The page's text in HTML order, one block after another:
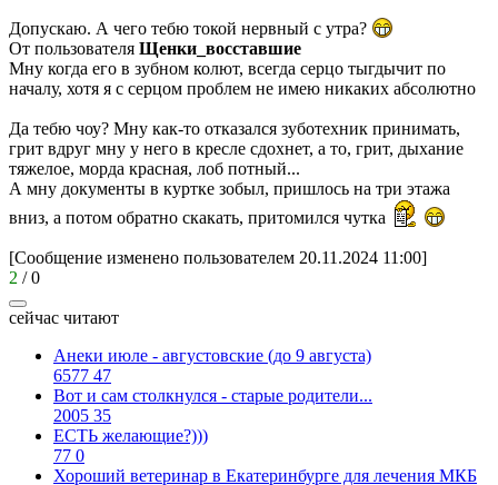
Допускаю. А чего тебю токой нервный с утра?
От пользователя Щенки_восставшие
Мну когда его в зубном колют, всегда серцо тыгдычит по
началу, хотя я с серцом проблем не имею никаких абсолютно
Да тебю чоу? Мну как-то отказался зуботехник принимать,
грит вдруг мну у него в кресле сдохнет, а то, грит, дыхание
тяжелое, морда красная, лоб потный...
А мну документы в куртке зобыл, пришлось на три этажа
вниз, а потом обратно скакать, притомился чутка
[Сообщение изменено пользователем 20.11.2024 11:00]
2 /0
сейчас читают
Анеки июле - августовские (до 9 августа)
6577 47
Вот и сам столкнулся - старые родители...
2005 35
ЕСТЬ желающие?)))
77 0
Хороший ветеринар в Екатеринбурге для лечения МКБ